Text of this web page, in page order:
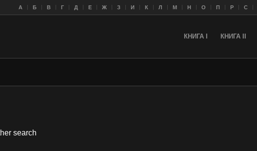
A Б В Г Д Е Ж З И К Л M Н О П Р С
КНИГА I КНИГА II
search